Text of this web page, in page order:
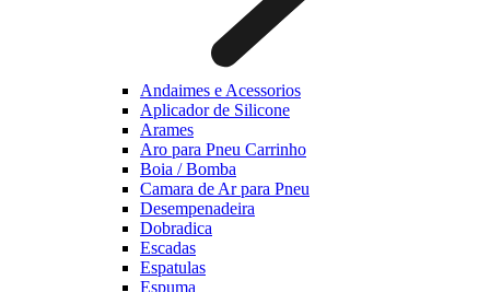
Andaimes e Acessorios
Aplicador de Silicone
Arames
Aro para Pneu Carrinho
Boia / Bomba
Camara de Ar para Pneu
Desempenadeira
Dobradica
Escadas
Espatulas
Espuma